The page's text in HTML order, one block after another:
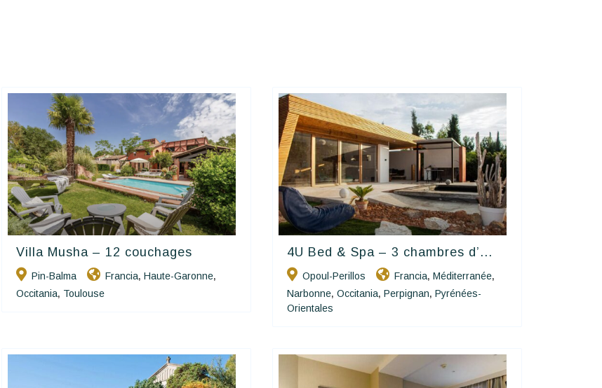
Happy House
Villa Musha – 12 couchages
Pin-Balma Francia, Haute-Garonne,
Occitania, Toulouse
Happy House
4U Bed & Spa – 3 chambres d’...
Opoul-Perillos Francia, Méditerranée,
Narbonne,Occitania, Perpignan, Pyrénées-
Orientales